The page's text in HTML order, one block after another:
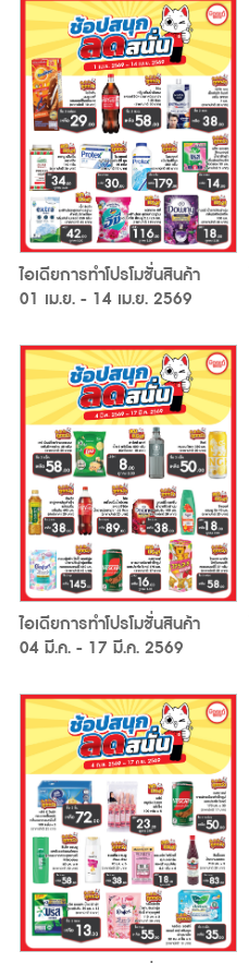
ไอเดียการทำโปรโมชั่นสินค้า
01 เม.ย. - 14 เม.ย. 2569
ไอเดียการทำโปรโมชั่นสินค้า
04 มี.ค. - 17 มี.ค. 2569